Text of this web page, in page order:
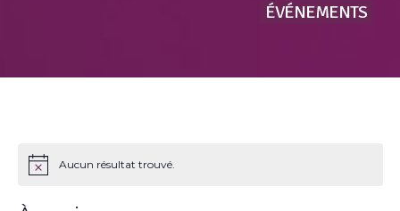
ÉVÉNEMENTS
Aucun résultat trouvé.